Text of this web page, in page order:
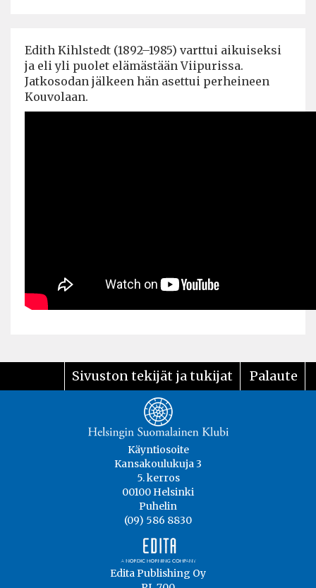
Edith Kihlstedt (1892–1985) varttui aikuiseksi
ja eli yli puolet elämästään Viipurissa.
Jatkosodan jälkeen hän asettui perheineen
Kouvolaan.
Sivuston tekijät ja tukijat Palaute
Käyntiosoite
Kansakoulukuja 3
5. kerros
00100 Helsinki
Puhelin
(09) 586 8830
Edita Publishing Oy